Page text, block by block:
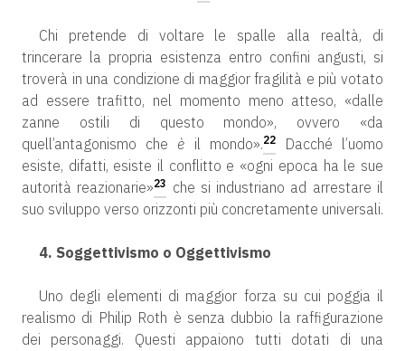
Chi pretende di voltare le spalle alla realtà, di
trincerare la propria esistenza entro confini angusti, si
troverà in una condizione di maggior fragilità e più votato
ad essere trafitto, nel momento meno atteso, «dalle
zanne ostili di questo mondo», ovvero «da
quell’antagonismo che è il mondo».22Dacché l’uomo
esiste, difatti, esiste il conflitto e «ogni epoca ha le sue
autorità reazionarie»23 che si industriano ad arrestare il
suo sviluppo verso orizzonti più concretamente universali.
4. Soggettivismo o Oggettivismo
Uno degli elementi di maggior forza su cui poggia il
realismo di Philip Roth è senza dubbio la raffigurazione
dei personaggi. Questi appaiono tutti dotati di una